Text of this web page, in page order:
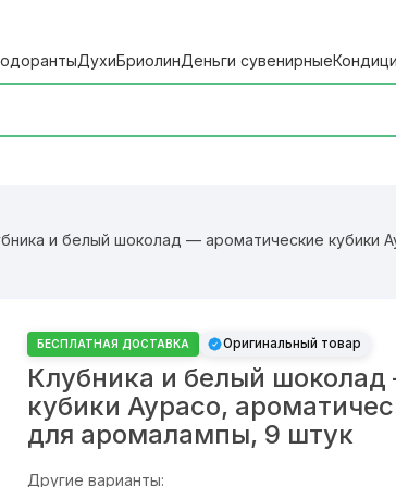
ДухиБриолинДеньги сувенирные
и белый шоколад — ароматические кубики
БЕСПЛАТНАЯ ДОСТАВКА Оригинальный товар
Клубника и белый
кубики Аурасо,
для аромалампы, 9 штук
Другие варианты: